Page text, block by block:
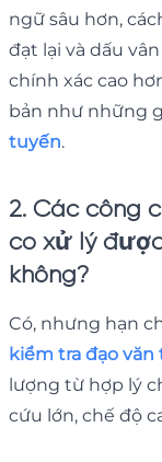
ngữ sâu hơn,
đạt lại và dấu
chính xác cao
bản như những
tuyến.
2. Các công
có xử lý
không?
Có, nhưng hạn
kiểm tra đạo
lượng từ hợp lý
cứu lớn, chế độ